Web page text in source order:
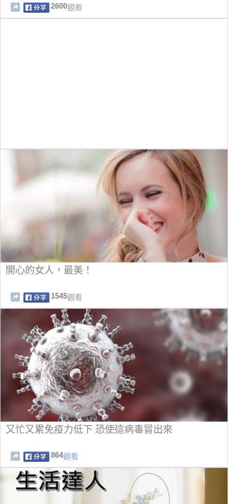
2600觀看
開心的女人，最美！
1545觀看
又忙又累免疫力低下 恐使這病毒冒出來
864觀看